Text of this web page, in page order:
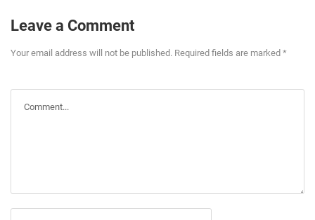
Leave a Comment
Your email address will not be published. Required fields are marked *